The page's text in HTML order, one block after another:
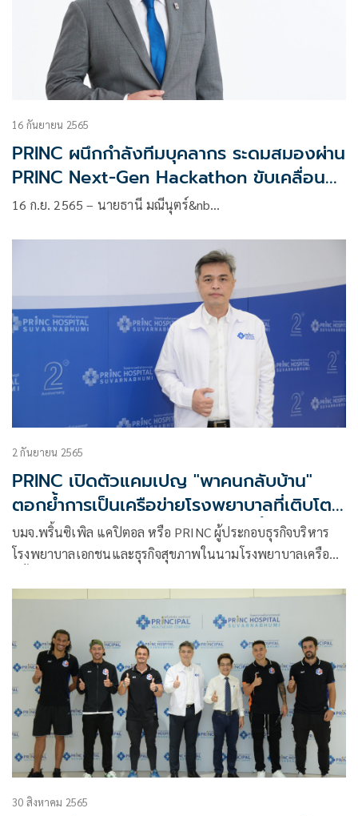
16 กันยายน 2565
PRINC ผนึกกำลังทีมบุคลากร ระดมสมองผ่าน
PRINC Next-Gen Hackathon ขับเคลื่อนสู่
Digital Hospital
16 ก.ย. 2565 – นายธานี มณีนุตร์&nb…
2 กันยายน 2565
PRINC เปิดตัวแคมเปญ "พาคนกลับบ้าน"
ตอกย้ำการเป็นเครือข่ายโรงพยาบาลที่เติบโต
เร็วที่สุด เน้นกระจายในเมืองรอง ตั้งเป้าปี 66
ขยายครบ 20 แห่งตามเป้า
บมจ.พริ้นซิเพิล แคปิตอล หรือ PRINC ผู้ประกอบธุรกิจบริหาร
โรงพยาบาลเอกชนและธุรกิจสุขภาพในนามโรงพยาบาลเครือ
การเป็นเครือข่ายโรงพยาบาลที่เติบโตเร็วที่สุด
30 สิงหาคม 2565